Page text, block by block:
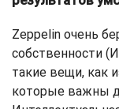
Zeppelin очень
собственности
такие вещи, как
которые важны